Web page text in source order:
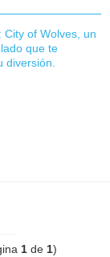
City of Wolves, un
que te
diversión.
1de 1)